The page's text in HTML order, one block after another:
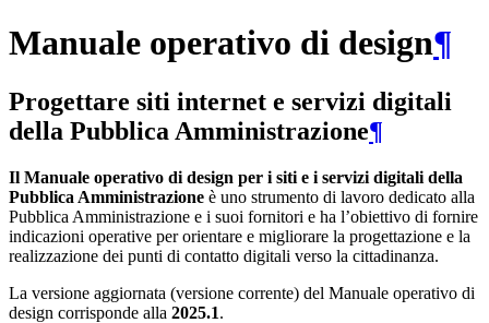
Manuale operativo di design¶
Progettare siti internet e servizi digitali
della Pubblica Amministrazione¶
Il Manuale operativo di design per i siti e i servizi digitali della
Pubblica Amministrazione è uno strumento di lavoro dedicato alla
Pubblica Amministrazione e i suoi fornitori e ha l’obiettivo di fornire
indicazioni operative per orientare e migliorare la progettazione e la
realizzazione dei punti di contatto digitali verso la cittadinanza.
La versione aggiornata (versione corrente) del Manuale operativo di
design corrisponde alla 2025.1.